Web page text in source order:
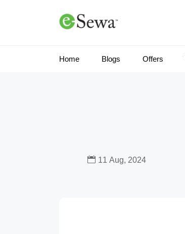
Home Blogs Offers
11 Aug, 2024